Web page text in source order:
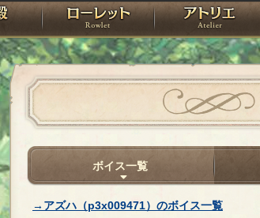
PandoraPartyProject
神殿 ローレット
ボイス一覧
→アズハ（p3x009471）のボイス一覧